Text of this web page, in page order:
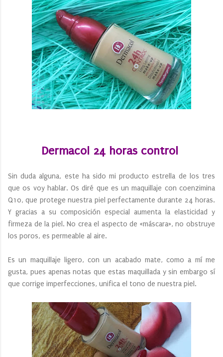
Dermacol 24 horas control
Sin duda alguna, este ha sido mi producto estrella de los tres
que os voy hablar. Os diré que es un maquillaje con coenzimina
Q10, que protege nuestra piel perfectamente durante 24 horas.
Y gracias a su composición especial aumenta la elasticidad y
firmeza de la piel. No crea el aspecto de «máscara», no obstruye
los poros, es permeable al aire.
Es un maquillaje ligero, con un acabado mate, como a mí me
gusta, pues apenas notas que estas maquillada y sin embargo sí
que corrige imperfecciones, unifica el tono de nuestra piel.